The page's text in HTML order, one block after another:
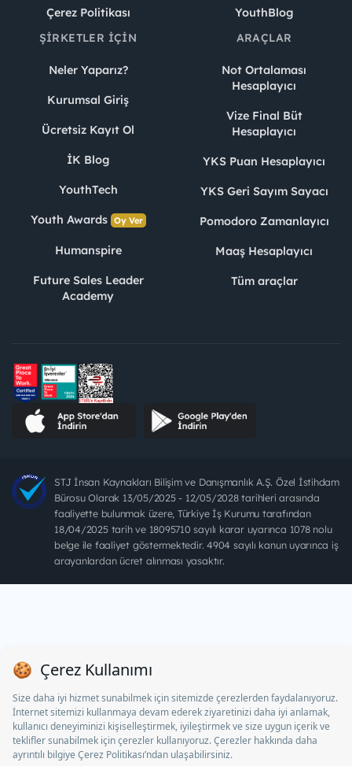
Çerez Politikası
YouthBlog
ŞIRKETLER İÇIN
Neler Yaparız?
Kurumsal Giriş
Ücretsiz Kayıt Ol
İK Blog
YouthTech
Youth Awards Oy Ver
Humanspire
Future Sales Leader
Academy
ARAÇLAR
Not Ortalaması
Hesaplayıcı
Vize Final Büt
Hesaplayıcı
YKS Puan Hesaplayıcı
YKS Geri Sayım Sayacı
Pomodoro Zamanlayıcı
Maaş Hesaplayıcı
Tüm araçlar
STJ İnsan Kaynakları Bilişim ve Danışmanlık A.Ş. Özel İstihdam
Bürosu Olarak 13/05/2025 - 12/05/2028 tarihleri arasında
faaliyette bulunmak üzere, Türkiye İş Kurumu tarafından
18/04/2025 tarih ve 18095710 sayılı karar uyarınca 1078 nolu
belge ile faaliyet göstermektedir. 4904 sayılı kanun uyarınca iş
arayanlardan ücret alınması yasaktır.